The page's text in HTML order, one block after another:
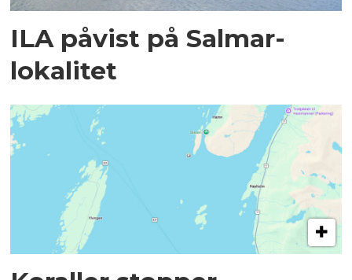
ILA påvist på Salmar-
lokalitet